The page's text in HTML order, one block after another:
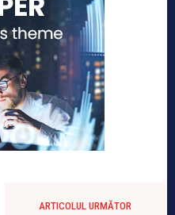
ARTICOLUL URMĂTOR